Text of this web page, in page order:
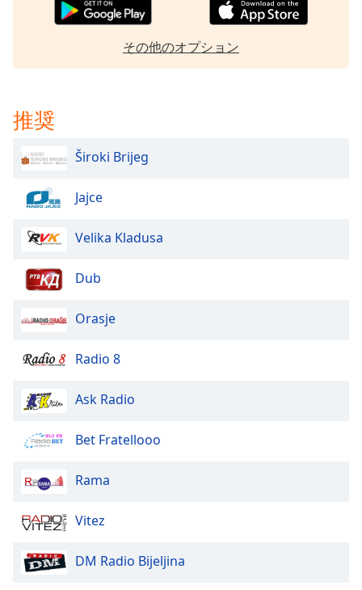
Background
Color
Opacity
Caption
Background
Edge
Style
その他のオプション
推奨
Široki Brijeg
Jajce
Velika Kladusa
Dub
Orasje
Radio 8
Ask Radio
Bet Fratellooo
Rama
Vitez
DM Radio Bijeljina